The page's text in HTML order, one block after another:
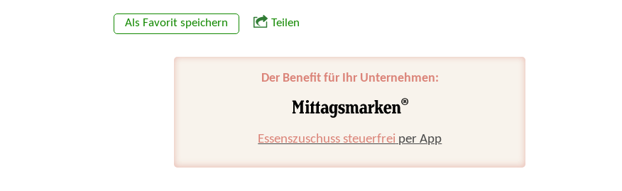
Als Favorit speichern Teilen
Der Benefit für Ihr Unternehmen:
Essenszuschuss steuerfrei per App